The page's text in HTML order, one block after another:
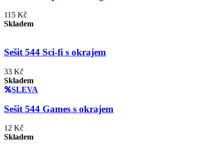
115 Kč
Skladem
Sešit 544 Sci-fi s okrajem
33 Kč
Skladem
SLEVA
Sešit 544 Games s okrajem
12 Kč
Skladem